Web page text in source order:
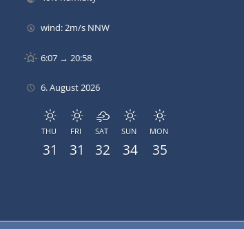
wind: 2m/s NNW
6:07 → 20:58
6. August 2026
THU
31
FRI
31
SAT
32
SUN
34
MON
35